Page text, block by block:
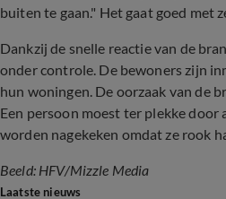
buiten te gaan." Het gaat goed met
Dankzij de snelle reactie van de
onder controle. De bewoners zijn
hun woningen. De oorzaak van de
Een persoon moest ter plekke door
worden nagekeken omdat ze rook
Beeld: HFV/Mizzle Media
Laatste nieuws